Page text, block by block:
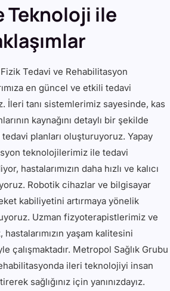
Teknoloji ile
Tedavi ve Rehabilitasyon
en güncel ve etkili tedavi
İleri tanı sistemlerimiz sayesinde, kas
kaynağını detaylı bir şekilde
planları oluşturuyoruz. Yapay
teknolojilerimiz ile tedavi
hastalarımızın daha hızlı ve kalıcı
Robotik cihazlar ve bilgisayar
kabiliyetini artırmaya yönelik
Uzman fizyoterapistlerimiz ve
yaşam kalitesini
çalışmaktadır. Metropol Sağlık Grubu
ileri teknolojiyi insan
sağlığınız için yanınızdayız.